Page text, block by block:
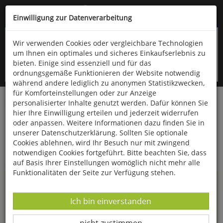
Kompletten Head der Seite überspringen
oder (06766) 9323-960
Startseite Informationen
Uppps...
Sie sind weitergeleitet worden !
haben zu öffnen, gibt es leider nicht mehr in unserem
Einwilligung zur Datenverarbeitung
Wir verwenden Cookies oder vergleichbare Technologien
um Ihnen ein optimales und sicheres Einkaufserlebnis zu
bieten. Einige sind essenziell und für das
ordnungsgemäße Funktionieren der Website notwendig
während andere lediglich zu anonymen Statistikzwecken,
für Komforteinstellungen oder zur Anzeige
personalisierter Inhalte genutzt werden. Dafür können Sie
hier Ihre Einwilligung erteilen und jederzeit widerrufen
oder anpassen. Weitere Informationen dazu finden Sie in
unserer Datenschutzerklärung. Sollten Sie optionale
Cookies ablehnen, wird Ihr Besuch nur mit zwingend
notwendigen Cookies fortgeführt. Bitte beachten Sie, dass
auf Basis Ihrer Einstellungen womöglich nicht mehr alle
Funktionalitäten der Seite zur Verfügung stehen.
Datenverarbeitung -
Ich bin einverstanden